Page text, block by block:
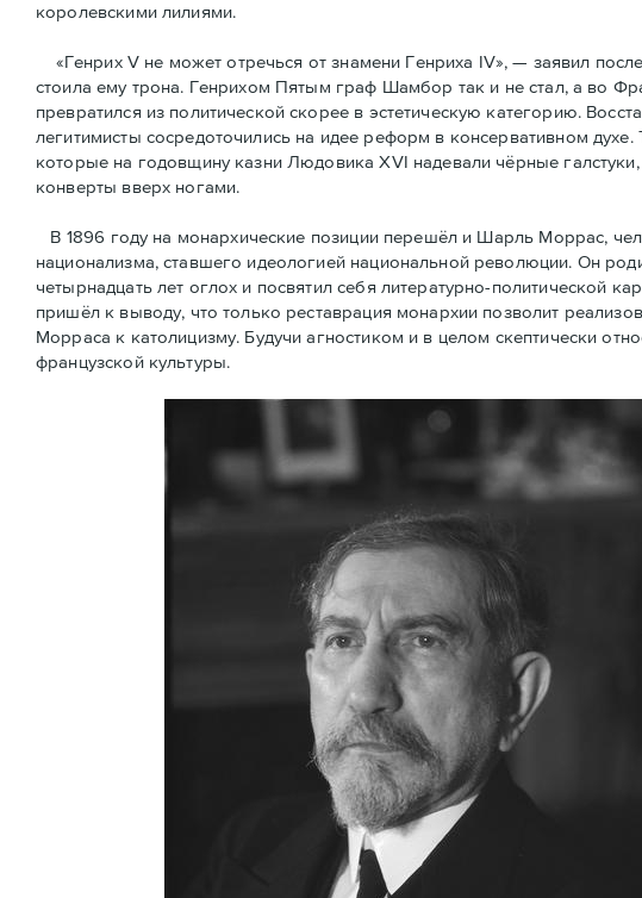
королевскими лилиями.
«Генрих V не может отречься от знамени Генриха IV», — заявил
стоила ему трона. Генрихом Пятым граф Шамбор так и не стал, а во
превратился из политической скорее в эстетическую категорию.
легитимисты сосредоточились на идее реформ в консервативном
которые на годовщину казни Людовика XVI надевали чёрные
конверты вверх ногами.
В 1896 году на монархические позиции перешёл и Шарль Моррас,
национализма, ставшего идеологией национальной революции. Он
четырнадцать лет оглох и посвятил себя литературно-политической
пришёл к выводу, что только реставрация монархии позволит
Морраса к католицизму. Будучи агностиком и в целом скептически
французской культуры.